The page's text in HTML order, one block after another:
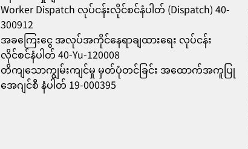
Worker Dispatch လုပ်ငန်းလိုင်စင်နံပါတ် (Dispatch) 40-
300912
အခကြေးငွေ အလုပ်အကိုင်နေရာချထားရေး လုပ်ငန်း
လိုင်စင်နံပါတ် 40-Yu-120008
တိကျသောကျွမ်းကျင်မှု မှတ်ပုံတင်ခြင်း အထောက်အကူပြု
အေဂျင်စီ နံပါတ် 19-000395